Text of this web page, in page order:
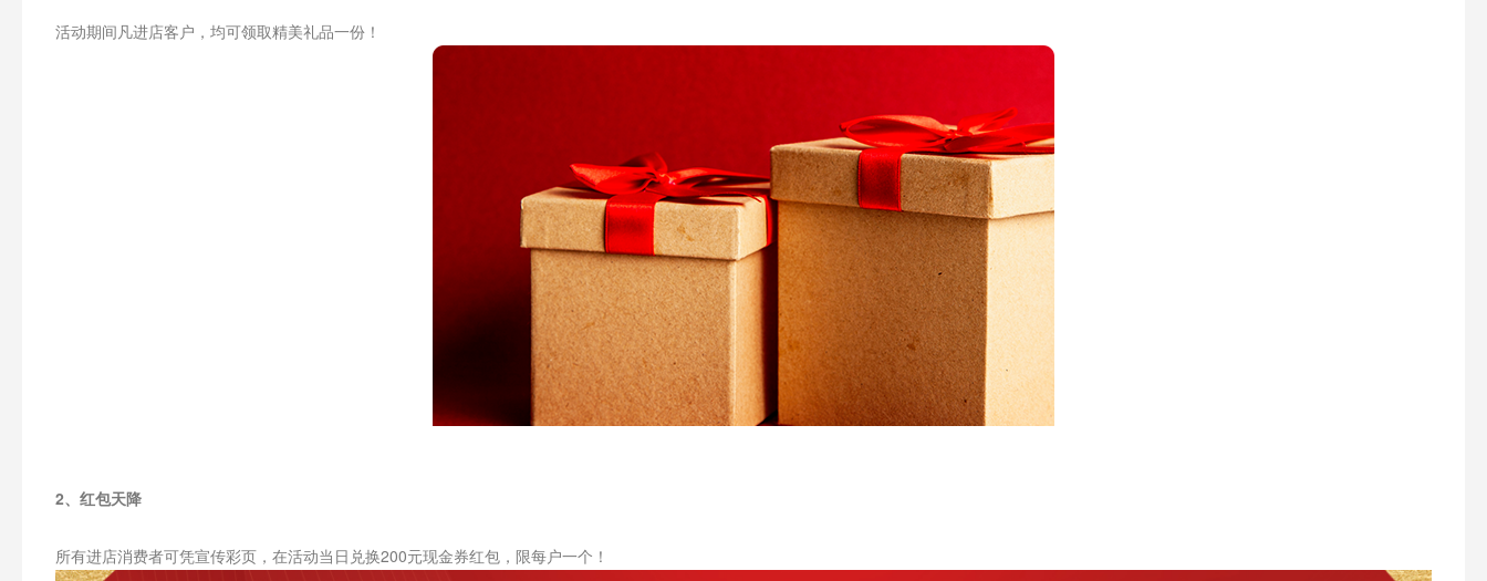
活动期间凡进店客户，均可领取精美礼品一份！
2、红包天降
所有进店消费者可凭宣传彩页，在活动当日兑换200元现金券红包，限每户一个！